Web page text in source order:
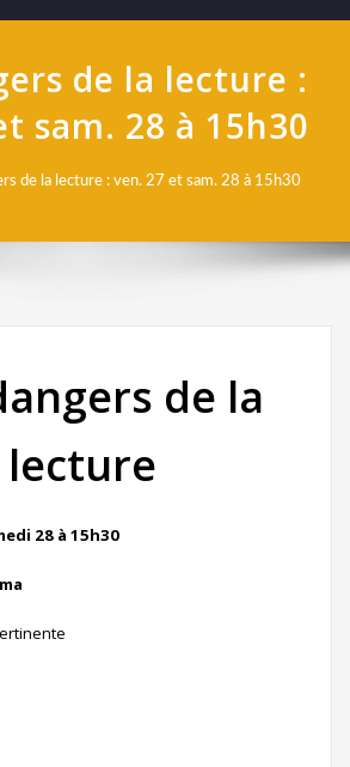
de la lecture :
sam. 28 à 15h30
de la lecture : ven. 27 et sam. 28 à 15h30
de la
lecture
28 à 15h30